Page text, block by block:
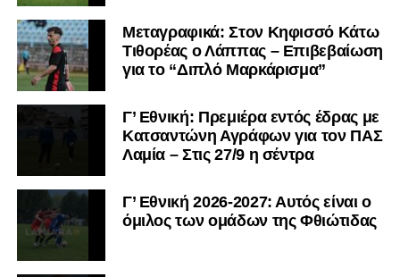
Μεταγραφικά: Στον Κηφισσό Κάτω
Τιθορέας ο Λάππας – Επιβεβαίωση
για το “Διπλό Μαρκάρισμα”
Γ’ Εθνική: Πρεμιέρα εντός έδρας με
Κατσαντώνη Αγράφων για τον ΠΑΣ
Λαμία – Στις 27/9 η σέντρα
Γ’ Εθνική 2026-2027: Αυτός είναι ο
όμιλος των ομάδων της Φθιώτιδας